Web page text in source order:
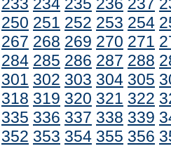
250 251 252 253 254
267 268 269 270 271
284 285 286 287 288
301 302 303 304 305
318 319 320 321 322
335 336 337 338 339
352 353 354 355 356